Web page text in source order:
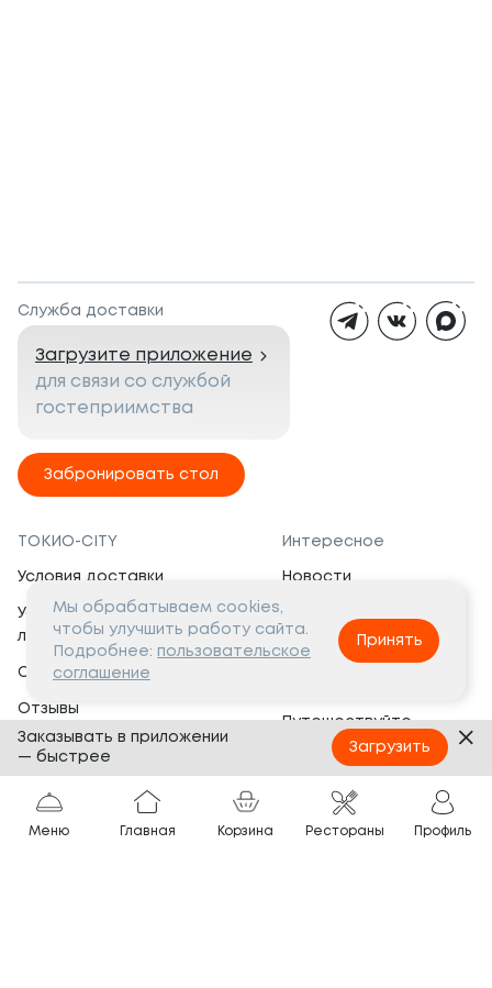
Служба доставки
Загрузите приложение
для связи со службой
гостеприимства
Забронировать стол
ТОКИО-CITY
Условия доставки
Условия программы
лояльности
Сертификаты
Отзывы
Банкеты
Вопросы и ответы
Интересное
Новости
Вакансии
Социальная жизнь
Путешествуйте
с ТОКИО-CITY
Партнёрам
Франшиза
Меню Главная Корзина Рестораны Профиль
Мы обрабатываем cookies,
чтобы улучшить работу сайта.
Подробнее: пользовательское
соглашение
Принять
Заказывать в приложении
— быстрее
Загрузить